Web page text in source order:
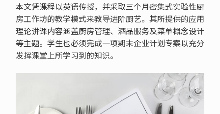
本文凭课程以英语传授，并采取三个月密集式实验性厨
房工作坊的教学模式来教导进阶厨艺。其所提供的应用
理论讲课内容涵盖厨房管理、酒品服务及菜单概念设计
等主题。学生也必须完成一项期末企业计划专案以充分
发挥课堂上所学习到的知识。